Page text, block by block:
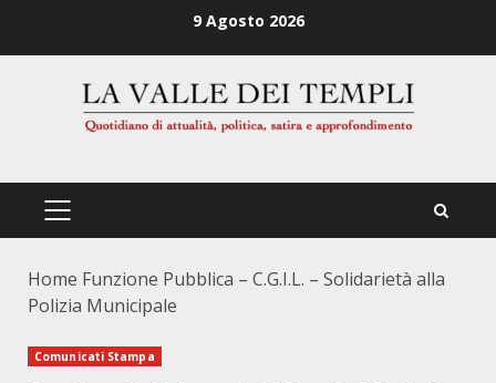
9 Agosto 2026
PRIMÄRES
Home Funzione Pubblica – C.G.I.L. – Solidarietà alla
Polizia Municipale
Comunicati Stampa